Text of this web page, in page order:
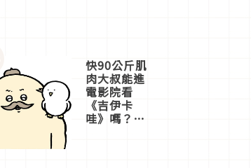
快90公斤肌
肉大叔能進
電影院看
《吉伊卡
哇》嗎？日